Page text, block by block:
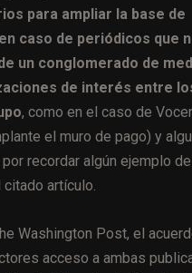
para ampliar la base de
caso de periódicos que
un conglomerado de
de interés entre
, como en el caso de
el muro de pago) y
recordar algún ejemplo
artículo.
Washington Post, el
acceso a ambas